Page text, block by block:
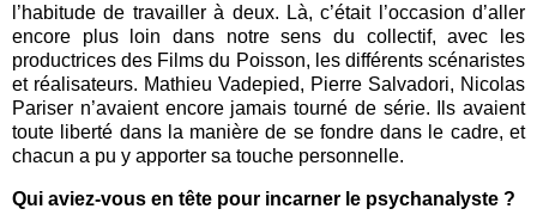
l’habitude de travailler à deux. Là, c’était l’occasion d’aller
encore plus loin dans notre sens du collectif, avec les
productrices des Films du Poisson, les différents scénaristes
et réalisateurs. Mathieu Vadepied, Pierre Salvadori, Nicolas
Pariser n’avaient encore jamais tourné de série. Ils avaient
toute liberté dans la manière de se fondre dans le cadre, et
chacun a pu y apporter sa touche personnelle.
Qui aviez-vous en tête pour incarner le psychanalyste ?